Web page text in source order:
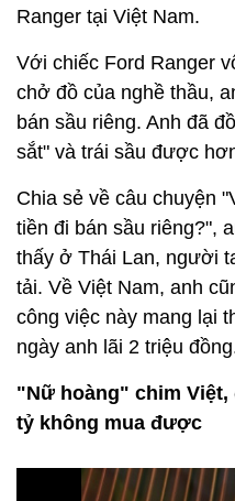
Ranger tại Việt Nam.
Với chiếc Ford Ranger
chở đồ của nghề thầu,
bán sầu riêng. Anh đã
sắt" và trái sầu được
Chia sẻ về câu chuyện
tiền đi bán sầu riêng?",
thấy ở Thái Lan, người
tải. Về Việt Nam, anh
công việc này mang lại
ngày anh lãi 2 triệu
"Nữ hoàng" chim Việt,
tỷ không mua được